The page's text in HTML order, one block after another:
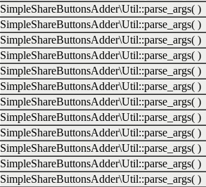
SimpleShareButtonsAdder\Util::parse_args( )
SimpleShareButtonsAdder\Util::parse_args( )
SimpleShareButtonsAdder\Util::parse_args( )
SimpleShareButtonsAdder\Util::parse_args( )
SimpleShareButtonsAdder\Util::parse_args( )
SimpleShareButtonsAdder\Util::parse_args( )
SimpleShareButtonsAdder\Util::parse_args( )
SimpleShareButtonsAdder\Util::parse_args( )
SimpleShareButtonsAdder\Util::parse_args( )
SimpleShareButtonsAdder\Util::parse_args( )
SimpleShareButtonsAdder\Util::parse_args( )
SimpleShareButtonsAdder\Util::parse_args( )